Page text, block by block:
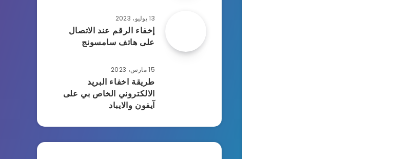
13 يوليو، 2023
إخفاء الرقم عند الاتصال
على هاتف سامسونج
15 مارس، 2023
طريقة اخفاء البريد
الالكتروني الخاص بي على
آيفون والايباد